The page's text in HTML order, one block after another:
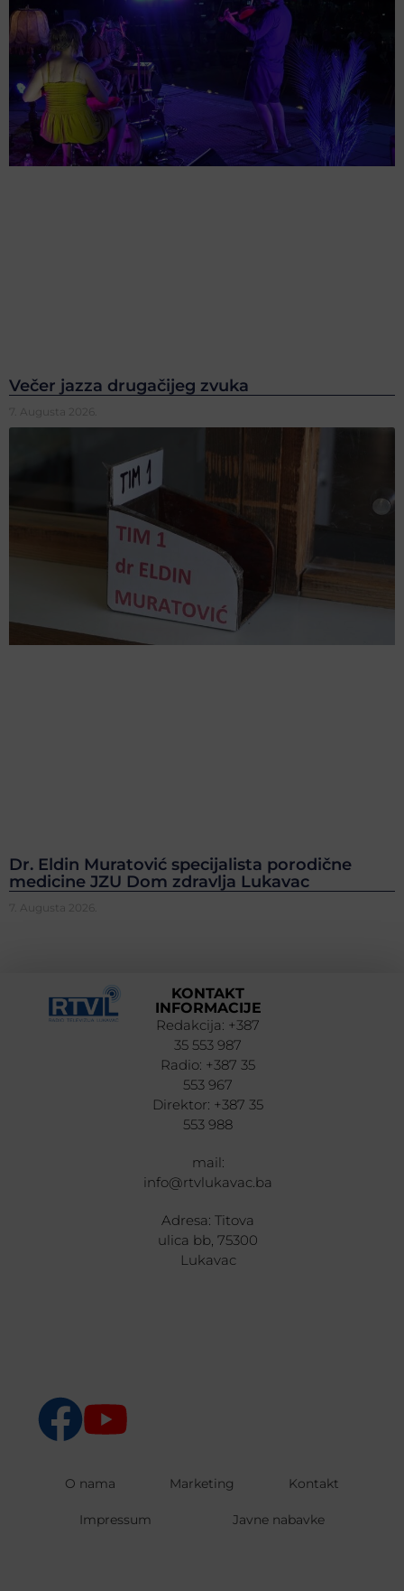
Večer jazza drugačijeg zvuka
7. Augusta 2026.
Dr. Eldin Muratović specijalista porodične
medicine JZU Dom zdravlja Lukavac
7. Augusta 2026.
KONTAKT
INFORMACIJE
Redakcija: +387
35 553 987
Radio: +387 35
553 967
Direktor: +387 35
553 988
mail:
info@rtvlukavac.ba
Adresa: Titova
ulica bb, 75300
Lukavac
O nama Marketing Kontakt
Impressum Javne nabavke